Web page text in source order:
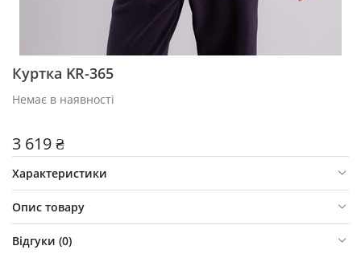
Куртка KR-365
Немає в наявності
3 619 ₴
Характеристики
Опис товару
Відгуки (0)